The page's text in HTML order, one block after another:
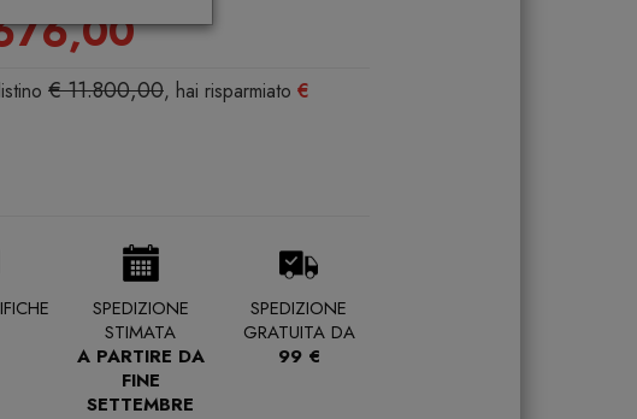
€ 11.800,00, hai risparmiato €
SPEDIZIONE
STIMATA
A PARTIRE DA
FINE
SETTEMBRE
SPEDIZIONE
GRATUITA DA
99 €